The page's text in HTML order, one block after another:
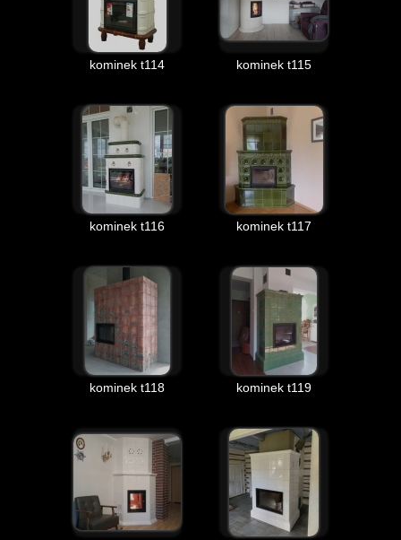
kominek t114 kominek t115
kominek t116 kominek t117
kominek t118 kominek t119